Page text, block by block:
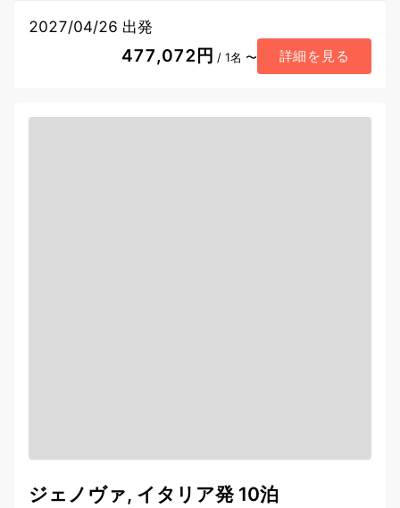
2027/04/26 出発
477,072円 / 1名 〜 詳細を見る
ジェノヴァ, イタリア発 10泊